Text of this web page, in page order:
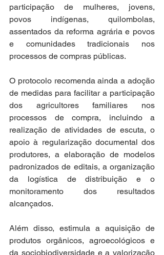
participação de mulheres, jovens,
povos indígenas, quilombolas,
assentados da reforma agrária e povos
e comunidades tradicionais nos
processos de compras públicas.
O protocolo recomenda ainda a adoção
de medidas para facilitar a participação
dos agricultores familiares nos
processos de compra, incluindo a
realização de atividades de escuta, o
apoio à regularização documental dos
produtores, a elaboração de modelos
padronizados de editais, a organização
da logística de distribuição e o
monitoramento dos resultados
alcançados.
Além disso, estimula a aquisição de
produtos orgânicos, agroecológicos e
da sociobiodiversidade e a valorização